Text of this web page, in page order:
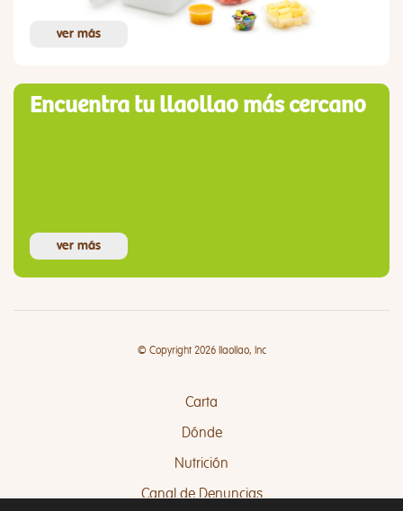
ver más
Encuentra tu llaollao más cercano
ver más
© Copyright 2026 llaollao, Inc
Carta
Dónde
Nutrición
Canal de Denuncias